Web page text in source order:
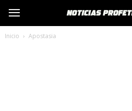
Inicio Apostasia